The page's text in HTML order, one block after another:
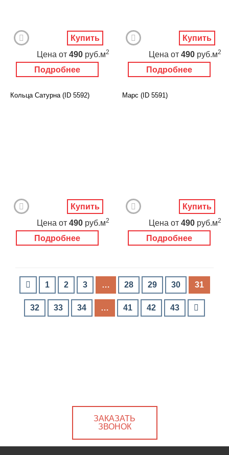
Подробнее
Цена от 490 руб.м2
Купить
Подробнее
Цена от 490 руб.м2
Купить
Кольца Сатурна (ID 5592)
Подробнее
Цена от 490 руб.м2
Купить
Марс (ID 5591)
Подробнее
Цена от 490 руб.м2
Купить
1 2 3 … 28 29 30 31
32 33 34 … 41 42 43
ЗАКАЗАТЬ
ЗВОНОК